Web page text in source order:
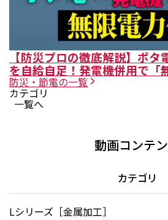
【防災プロの徹底解説】ポ
を自給自足！発電機併用で「
防災・節電の一覧
カテゴリ
一覧へ
動画コンテ
カテゴリ
Lシリーズ［金属加工］